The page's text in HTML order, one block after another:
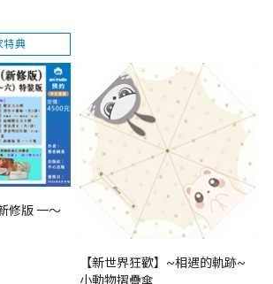
特典
修版 一～
【新世界狂歡】~相遇的軌跡~
小動物摺疊傘